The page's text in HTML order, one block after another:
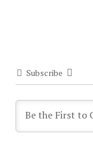
Subscribe